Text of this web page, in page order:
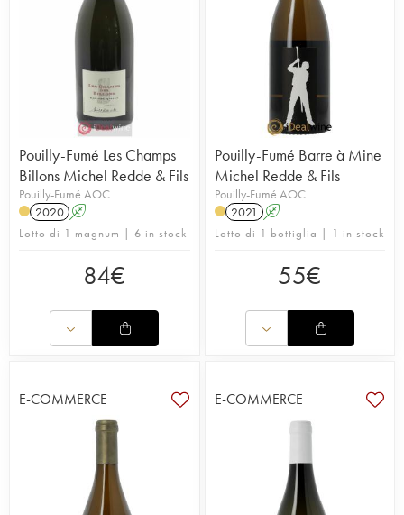
Pouilly-Fumé Les Champs
Billons Michel Redde & Fils
Pouilly-Fumé AOC
2020 A
Lotto di 1 magnum | 6 in stock
84€
Pouilly-Fumé Barre à Mine
Michel Redde & Fils
Pouilly-Fumé AOC
2021 A
Lotto di 1 bottiglia | 1 in stock
55€
E-COMMERCE E-COMMERCE